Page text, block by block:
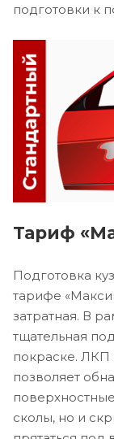
подготовки к
Тариф
Подготовка
тарифе
затратная. В
тщательная
покраске. ЛКП
позволяет
сколы, но и